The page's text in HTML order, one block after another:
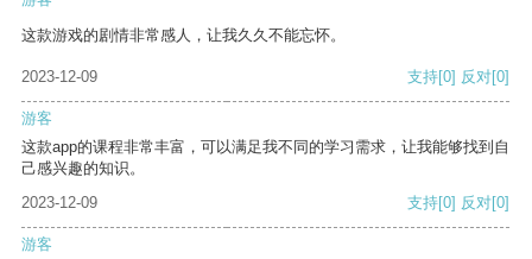
这款游戏的剧情非常感人，让我久久不能忘怀。
2023-12-09 支持[0] 反对[0]
游客
这款app的课程非常丰富，可以满足我不同的学习需求，让我能够找到自
己感兴趣的知识。
2023-12-09
支持[0] 反对[0]
游客